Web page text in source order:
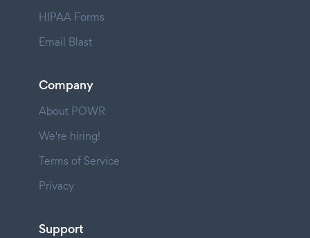
HIPAA Forms
Email Blast
Company
About POWR
We're hiring!
Terms of Service
Privacy
Support